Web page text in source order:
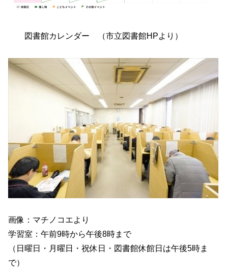
図書館カレンダー （市立図書館HPより）
画像：マチノコエより
学習室：午前9時から午後8時まで
（日曜日・月曜日・祝休日・図書館休館日は午後5時ま
で）